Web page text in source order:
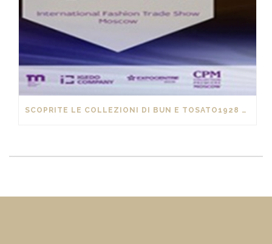
SCOPRITE LE COLLEZIONI DI BUN E TOSATO1928 AL “CPM” DI MOSCA